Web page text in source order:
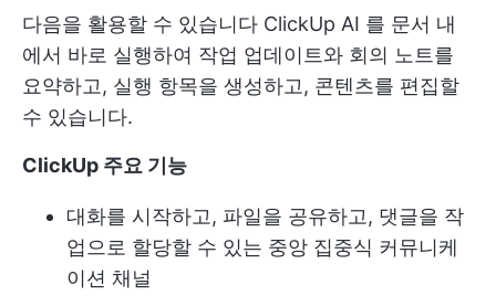
다음을 활용할 수 있습니다 ClickUp AI 를 문서 내
에서 바로 실행하여 작업 업데이트와 회의 노트를
요약하고, 실행 항목을 생성하고, 콘텐츠를 편집할
수 있습니다.
ClickUp 주요 기능
대화를 시작하고, 파일을 공유하고, 댓글을 작
업으로 할당할 수 있는 중앙 집중식 커뮤니케
이션 채널